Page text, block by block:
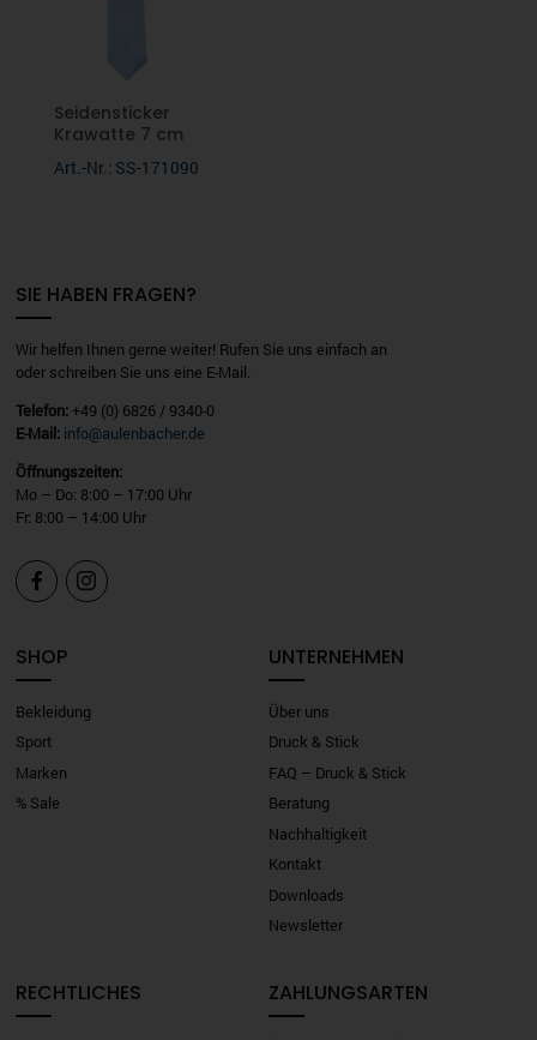
Seidensticker
Krawatte 7 cm
Art.-Nr.: SS-171090
SIE HABEN FRAGEN?
Wir helfen Ihnen gerne weiter! Rufen Sie uns einfach an
oder schreiben Sie uns eine E-Mail.
Telefon:+49 (0) 6826 / 9340-0
E-Mail: info@aulenbacher.de
Öffnungszeiten:
Mo – Do: 8:00 – 17:00 Uhr
Fr: 8:00 – 14:00 Uhr
 
SHOP
Bekleidung
Sport
Marken
% Sale
UNTERNEHMEN
Über uns
Druck & Stick
FAQ – Druck & Stick
Beratung
Nachhaltigkeit
Kontakt
Downloads
Newsletter
RECHTLICHES ZAHLUNGSARTEN